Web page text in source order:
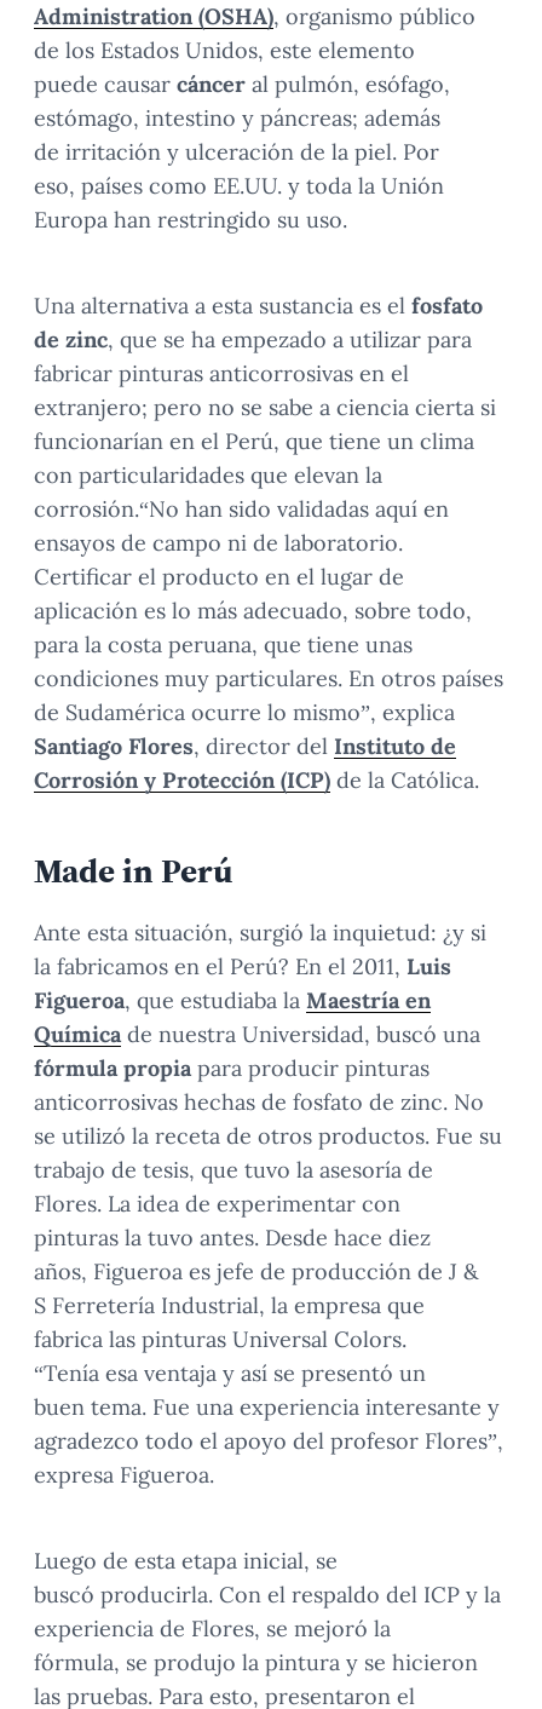
Administration (OSHA), organismo público
de los Estados Unidos, este elemento
puede causar cáncer al pulmón, esófago,
estómago, intestino y páncreas; además
de irritación y ulceración de la piel. Por
eso, países como EE.UU. y toda la Unión
Europa han restringido su uso.
Una alternativa a esta sustancia es el fosfato
de zinc, que se ha empezado a utilizar para
fabricar pinturas anticorrosivas en el
extranjero; pero no se sabe a ciencia cierta si
funcionarían en el Perú, que tiene un clima
con particularidades que elevan la
corrosión.“No han sido validadas aquí en
ensayos de campo ni de laboratorio.
Certificar el producto en el lugar de
aplicación es lo más adecuado, sobre todo,
para la costa peruana, que tiene unas
condiciones muy particulares. En otros países
de Sudamérica ocurre lo mismo”, explica
Santiago Flores, director del Instituto de
Corrosión y Protección (ICP) de la Católica.
Made in Perú
Ante esta situación, surgió la inquietud: ¿y si
la fabricamos en el Perú? En el 2011, Luis
Figueroa, que estudiaba la Maestría en
Químicade nuestra Universidad, buscó una
fórmula propiapara producir pinturas
anticorrosivas hechas de fosfato de zinc. No
se utilizó la receta de otros productos. Fue su
trabajo de tesis, que tuvo la asesoría de
Flores. La idea de experimentar con
pinturas la tuvo antes. Desde hace diez
años, Figueroa es jefe de producción de J &
S Ferretería Industrial, la empresa que
fabrica las pinturas Universal Colors.
“Tenía esa ventaja y así se presentó un
buen tema. Fue una experiencia interesante y
agradezco todo el apoyo del profesor Flores”,
expresa Figueroa.
Luego de esta etapa inicial, se
buscó producirla. Con el respaldo del ICP y la
experiencia de Flores, se mejoró la
fórmula, se produjo la pintura y se hicieron
las pruebas. Para esto, presentaron el